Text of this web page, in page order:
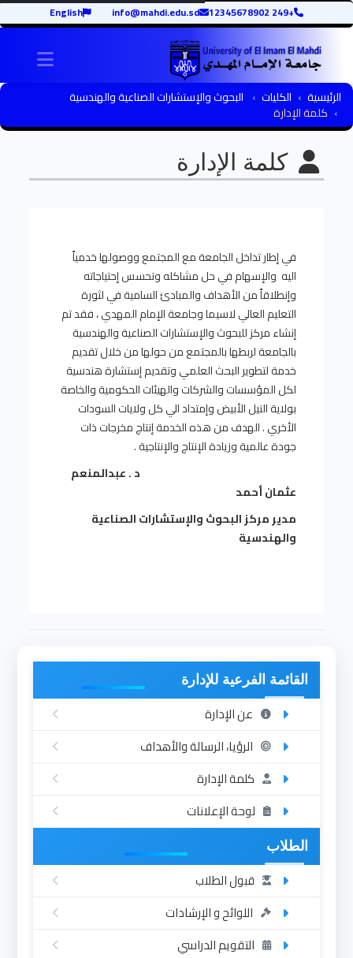
+249 12345678902
info@mahdi.edu.sd
English
الرئيسية الكليات البحوث والإستشارات الصناعية والهندسية
كلمة الإدارة
كلمة الإدارة
في إطار تداخل الجامعة مع المجتمع ووصولها خدمياً
اليه والإسهام في حل مشاكله وتحسس إحتياجاته
وإنطلاقاً من الأهداف والمبادئ السامية في لثورة
التعليم العالي لاسيما وجامعة الإمام المهدي ، فقد تم
إنشاء مركز للبحوث والإستشارات الصناعية والهندسية
بالجامعة لربطها بالمجتمع من حولها من خلال تقديم
خدمة لتطوير البحث العلمي وتقديم إستشارة هندسية
لكل المؤسسات والشركات والهيئات الحكومية والخاصة
بولاية النيل الأبيض وإمتداد الي كل ولايات السودات
الأخري . الهدف من هذه الخدمة إنتاج مخرجات ذات
جودة عالمية وزيادة الإنتاج والإنتاجية .
د . عبدالمنعم
عثمان أحمد
مدير مركز البحوث والإستشارات الصناعية
والهندسية
القائمة الفرعية للإدارة
عن الإدارة
الرؤيا، الرسالة والأهداف
كلمة الإدارة
لوحة الإعلانات
الطلاب
قبول الطلاب
اللوائح و الإرشادات
التقويم الدراسي